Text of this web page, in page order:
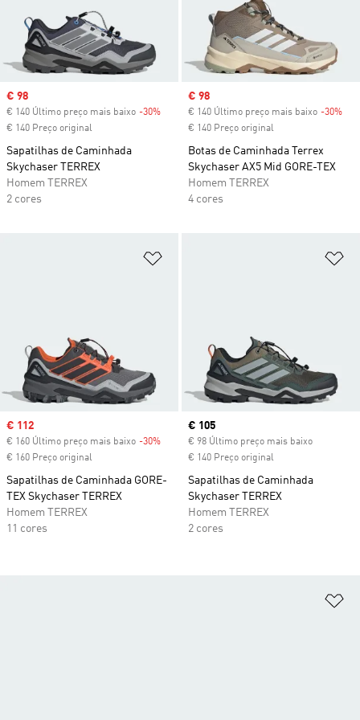
Sale price
€ 98
€ 140 Último preço mais baixo -30% Discount
€ 140 Preço original
Sapatilhas de Caminhada
Skychaser TERREX
Homem TERREX
2 cores
Sale price
€ 98
€ 140 Último preço mais baixo -30%
€ 140 Preço original
Botas de Caminhada Terrex
Skychaser AX5 Mid GORE-TEX
Homem TERREX
4 cores
Sale price
€ 112
€ 160 Último preço mais baixo -30% Discount
€ 160 Preço original
Sapatilhas de Caminhada GORE-
TEX Skychaser TERREX
Homem TERREX
11 cores
Current price
€ 105
€ 98 Último preço mais baixo
€ 140 Preço original
Sapatilhas de Caminhada
Skychaser TERREX
Homem TERREX
2 cores